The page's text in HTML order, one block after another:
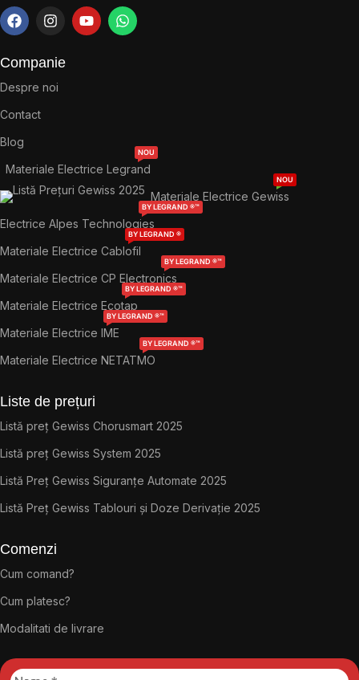
Companie
Despre noi
Contact
Blog
Materiale Electrice Legrand
NOU
Materiale Electrice Gewiss
NOU
Electrice Alpes Technologies
BY LEGRAND ®™
Materiale Electrice Cablofil
BY LEGRAND ®
Materiale Electrice CP Electronics
BY LEGRAND ®™
Materiale Electrice Ecotap
BY LEGRAND ®™
Materiale Electrice IME
BY LEGRAND ®™
Materiale Electrice NETATMO
BY LEGRAND ®™
Liste de prețuri
Listă preț Gewiss Chorusmart 2025
Listă preț Gewiss System 2025
Listă Preț Gewiss Siguranțe Automate 2025
Listă Preț Gewiss Tablouri și Doze Derivație 2025
Comenzi
Cum comand?
Cum platesc?
Modalitati de livrare